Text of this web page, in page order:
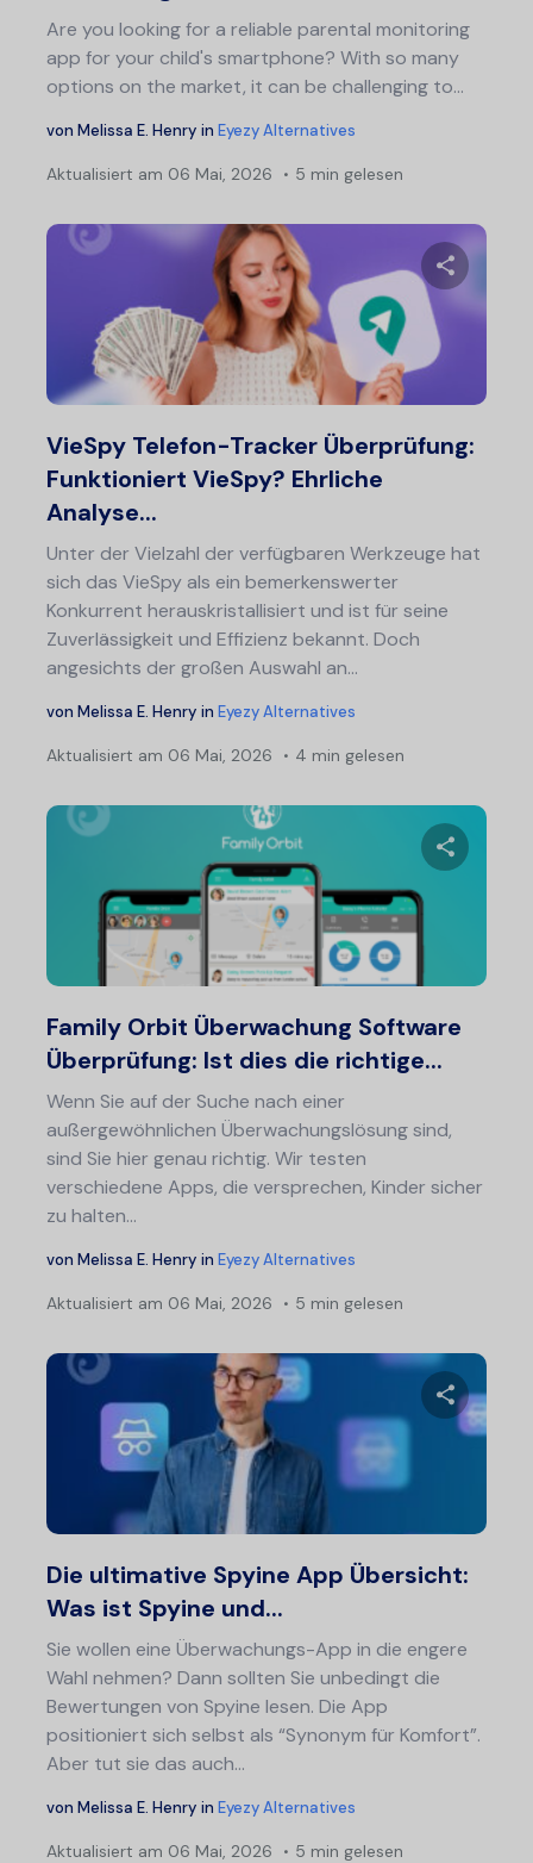
Are you looking for a reliable parental monitoring
app for your child's smartphone? With so many
options on the market, it can be challenging to...
von Melissa E. Henry in Eyezy Alternatives
Aktualisiert am 06 Mai, 2026 5 min gelesen
VieSpy Telefon-Tracker Überprüfung:
Funktioniert VieSpy? Ehrliche
Analyse...
Unter der Vielzahl der verfügbaren Werkzeuge hat
sich das VieSpy als ein bemerkenswerter
Konkurrent herauskristallisiert und ist für seine
Zuverlässigkeit und Effizienz bekannt. Doch
angesichts der großen Auswahl an...
von Melissa E. Henry in Eyezy Alternatives
Aktualisiert am 06 Mai, 2026 4 min gelesen
Family Orbit Überwachung Software
Überprüfung: Ist dies die richtige...
Wenn Sie auf der Suche nach einer
außergewöhnlichen Überwachungslösung sind,
sind Sie hier genau richtig. Wir testen
verschiedene Apps, die versprechen, Kinder sicher
zu halten...
von Melissa E. Henry in Eyezy Alternatives
Aktualisiert am 06 Mai, 2026 5 min gelesen
Die ultimative Spyine App Übersicht:
Was ist Spyine und...
Sie wollen eine Überwachungs-App in die engere
Wahl nehmen? Dann sollten Sie unbedingt die
Bewertungen von Spyine lesen. Die App
positioniert sich selbst als “Synonym für Komfort”.
Aber tut sie das auch...
von Melissa E. Henry in Eyezy Alternatives
Aktualisiert am 06 Mai, 2026 5 min gelesen